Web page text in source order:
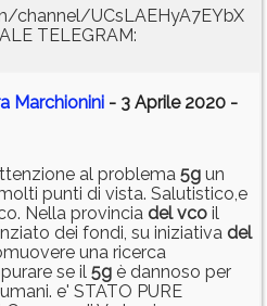
channel/UCsLAEHyA7EYbX
TELEGRAM:
Marchionini - 3 Aprile 2020 -
al problema 5g un
punti di vista. Salutistico,e
Nella provincia del vco il
dei fondi, su iniziativa del
una ricerca
se il 5g è dannoso per
e' STATO PURE